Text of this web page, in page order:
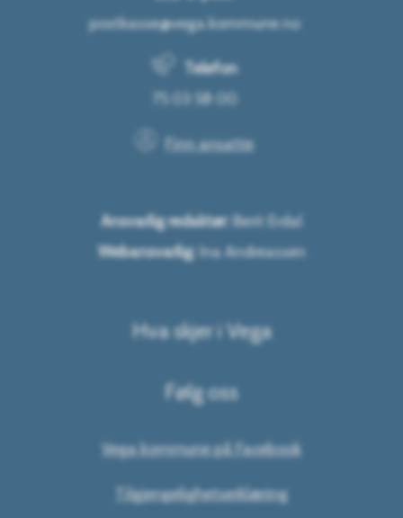
postkasse@vega.kommune.no
Telefon
75 03 58 00
Finn ansatte
Ansvarlig redaktør: Berit Erdal
Webansvarlig: Ina Andreassen
Hva skjer i Vega
Følg oss
Vega kommune på Facebook
Tilgjengelighetserklæring